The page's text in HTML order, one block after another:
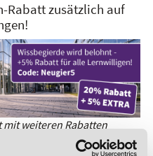
Rabatt zusätzlich auf
mit weiteren Rabatten